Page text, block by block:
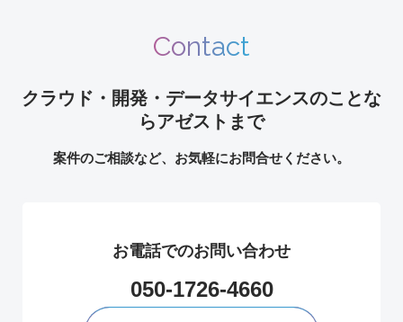
Contact
クラウド・開発・データサイエンスのことな
らアゼストまで
案件のご相談など、お気軽にお問合せください。
お電話でのお問い合わせ
050-1726-4660